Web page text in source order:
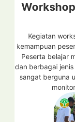
Kegiatan
kemampuan
Peserta belajar
dan berbagai
sangat berguna